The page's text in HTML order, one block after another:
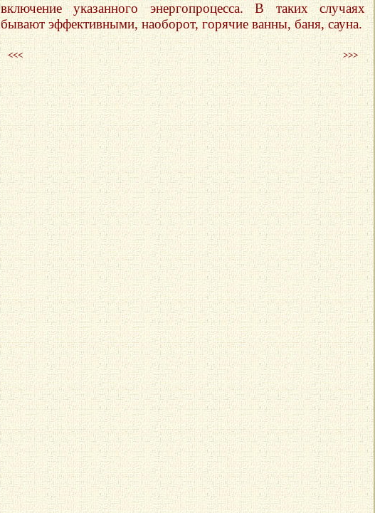
включение указанного энергопроцесса. В таких случаях
бывают эффективными, наоборот, горячие ванны, баня, сауна.
<<< >>>